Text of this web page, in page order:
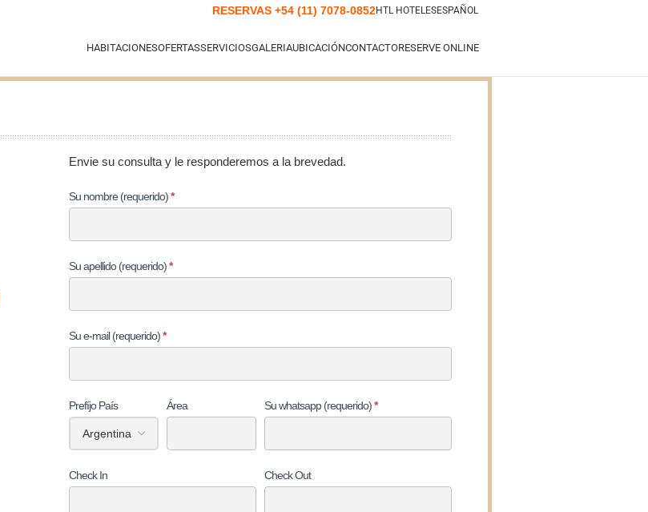
RESERVAS +54 (11) 7078-0852HTL HOTELESESPAÑOL
HABITACIONESOFERTASSERVICIOSGALERIAUBICACIÓNCONTACTORESERVE ONLINE
Envie su consulta y le responderemos a la brevedad.
Formulario
Contacto
Su nombre (requerido)*
Su apellido (requerido)*
Su e-mail (requerido)*
Prefíjo País Área Su whatsapp (requerido)*
Check In Check Out